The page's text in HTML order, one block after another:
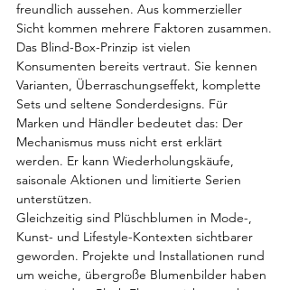
freundlich aussehen. Aus kommerzieller
Sicht kommen mehrere Faktoren zusammen.
Das Blind-Box-Prinzip ist vielen
Konsumenten bereits vertraut. Sie kennen
Varianten, Überraschungseffekt, komplette
Sets und seltene Sonderdesigns. Für
Marken und Händler bedeutet das: Der
Mechanismus muss nicht erst erklärt
werden. Er kann Wiederholungskäufe,
saisonale Aktionen und limitierte Serien
unterstützen.
Gleichzeitig sind Plüschblumen in Mode-,
Kunst- und Lifestyle-Kontexten sichtbarer
geworden. Projekte und Installationen rund
um weiche, übergroße Blumenbilder haben